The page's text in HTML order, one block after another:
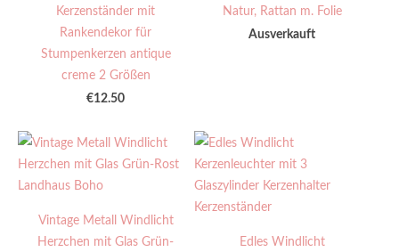
Kerzenständer mit
Rankendekor für
Stumpenkerzen antique
creme 2 Größen
€12.50
Natur, Rattan m. Folie
Ausverkauft
Vintage Metall Windlicht
Herzchen mit Glas Grün-
Edles Windlicht